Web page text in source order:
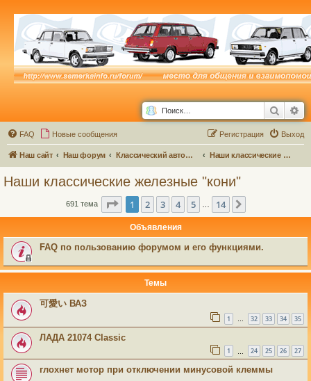
Поиск
FAQ Новые сообщения Выход
Регистрация
Наш сайт Наш форум Классический автофорум Наши классические железные "кони"
Наши классические железные "кони"
691 тема Страница из 14
1 2 3 4 5 14
Объявления
FAQ по пользованию форумом и его функциями.
Темы
可愛い ВАЗ
1 … 32 33 34 35
ЛАДА 21074 Classic
1 24 25 26 27
глохнет мотор при отключении минусовой клеммы